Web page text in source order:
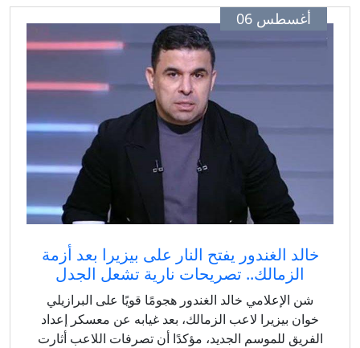
أغسطس 06
خالد الغندور يفتح النار على بيزيرا بعد أزمة
الزمالك.. تصريحات نارية تشعل الجدل
شن الإعلامي خالد الغندور هجومًا قويًا على البرازيلي
خوان بيزيرا لاعب الزمالك، بعد غيابه عن معسكر إعداد
للموسم الجديد، مؤكدًا أن تصرفات اللاعب أثارت